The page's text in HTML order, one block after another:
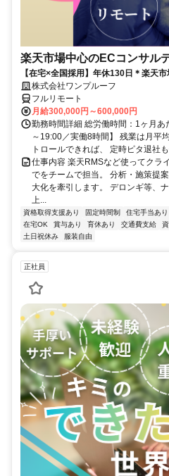
楽天市場中心のECコンサル
【在宅×全国採用】年休130日＊楽天
株式会社ワンプルーフ
フルリモート
月給300,000円～600,000円
勤務時間詳細 総労働時間：1ヶ月
～19:00／実働8時間】 残業は月平
トロールできれば、 定時ピタ退社も
仕事内容 楽天RMSなど使ってクラ
でをチームで担当。 分析・施策提
大化を牽引します。 デロンギ等、
上...
資格取得支援あり 固定時間制 住宅手当あり
在宅OK
賞与あり 育休あり 交通費支給
土日祝休み
服装自由
正社員